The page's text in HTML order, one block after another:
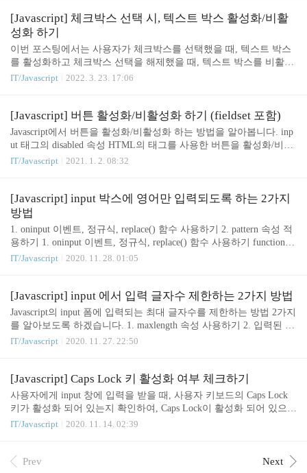
[Javascript] 체크박스 선택 시, 텍스트 박스 활성화/비활
성화 하기
이번 포스팅에서는 사용자가 체크박스를 선택했을 때, 텍스트 박스
를 활성화하고 체크박스 선택을 해제했을 때, 텍스트 박스를 비활성
화 하는 방법을 정리해보도록 하겠습니다. 체크박스 선택 시, 텍스트
박스 선택해제 했을 때 텍스트 박스 비활성화 텍스트 박스 입력값 초
기화 기타 의견 입력 function toggleTextbox(checkbox) { // 1. 텍스트
박스 element 찾기 const textbox_elem = document.getElementById('my
따라 텍스트박스 활성..
IT/Javascript 2022. 3. 23. 17:06
[Javascript] 버튼 활성화/비활성화 하기 (fieldset 포함)
Javascript에서 버튼을 활성화/비활성화 하는 방법을 알아봅니다. inp
ut 태그의 disabled 속성 HTML의 태그를 사용한 버튼을 활성화/비활
성화 할때는 disabled 속성을 이용합니다. 기본적으로 input 태그에 di
ed 속성에 어떤 값을 주면, 버튼은 활성화되게 됩니다. 따라서, disabl
ed 속성에 값을 주면서, 버튼을 비활성화 하고 싶다면 'disabled'라고
명시해 주어야 합니다. 버튼 클릭하여 활성화/비활성화 하기 '활성
화' 또는 '비활성화' 버튼을 클릭하세요 function btnActive() { const ta
r..
IT/Javascript 2021. 1. 2. 08:32
[Javascript] input 박스에 영어만 입력되도록 하는 2가지
방법
1. oninput 이벤트, 정규식, replace() 함수 사용하기 2. pattern 속성 적
용하기 1. oninput 이벤트, 정규식, replace() 함수 사용하기 function ha
ndleOnInput(e) { e.value = e.value.replace(/[^A-Za-z]/ig, '') } (JS, HTM
사용자가 값을 입력하면 handleOnInput 함수를 실행시키고, 이 함수
는 사용자가 입력한 값을 replace함수와 정규식을 활용하여 입력한
값에 알파벳이 아닌 문자가 있는 경우 공백으로 변환시켜서 input에
IT/Javascript 2020. 11. 28. 01:05
[Javascript] input 에서 입력 글자수 제한하는 2가지 방법
Javascript의 input 폼에 입력되는 최대 글자수를 제한하는 방법 2가지
를 알아보도록 하겠습니다. 1. maxlength 속성 사용하기 2. 입력된 글
자수를 체크로직 구현하기 1. maxlength 속성 사용하기 maxlength 속
e이 'text, search, url, tel, email, password' 일 경우에만 유효합니다. typ
e이 'number'일 경우에는 유효하지 않습니다. 따라서, type이 'numbe
r'인 경우에는 다음의 방법을 사용해야 합니다. 2. 입력된 글자수를
체크로직 구현하기 function handleOnInput(elem..
IT/Javascript 2020. 11. 27. 22:50
[Javascript] Caps Lock 키 활성화 여부 체크하기
사용자에게 input 창에 입력을 받을 때, 사용자 키보드의 Caps Lock
키가 활성화 되어 있는지 확인하여, Caps Lock이 활성화 되어 있으면
메시지를 보여주는 방법을 소개합니다. Caps Lock 키 활성화 여부 체
ck이 켜져 있습니다." }else { document.getElementById("message").inn
IT/Javascript 2020. 11. 14. 02:39
Prev Next